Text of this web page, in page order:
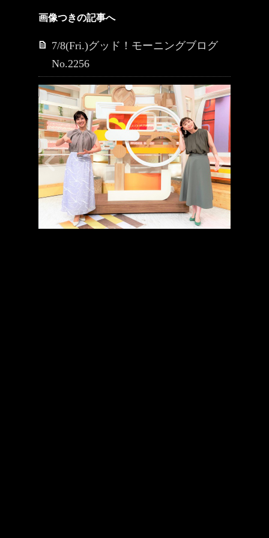
画像つきの記事へ
7/8(Fri.)グッド！モーニングブログ
No.2256